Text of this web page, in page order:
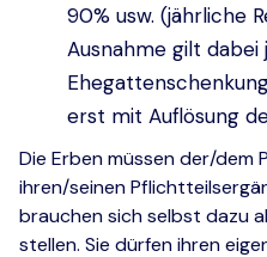
90% usw. (jährliche
Ausnahme gilt
erst mit Auflösung
Die Erben müssen der/
ihren/seinen
brauchen sich selbst dazu
stellen. Sie dürfen ihren